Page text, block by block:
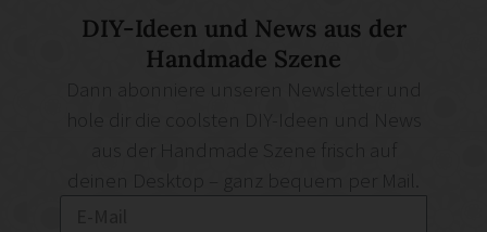
DIY-Ideen und News aus der
Handmade Szene
deinen Desktop – ganz bequem per Mail.